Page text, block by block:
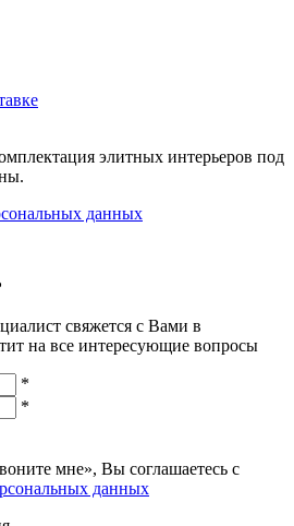
элитных интерьеров под
данных
свяжется с Вами в
на все интересующие вопросы
*
*
мне», Вы соглашаетесь с
данных